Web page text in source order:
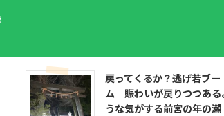
戻ってくるか？逃げ若ブー
ム 賑わいが戻りつつある
うな気がする前宮の年の瀬